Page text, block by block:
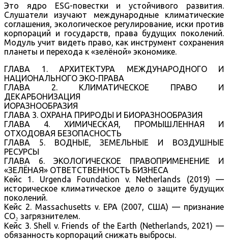
Это ядро ESG-повестки и устойчивого развития.
Слушатели изучают международные климатические
соглашения, экологическое регулирование, иски против
корпораций и государств, права будущих поколений.
Модуль учит видеть право, как инструмент сохранения
планеты и перехода к «зелёной» экономике.
ГЛАВА 1. АРХИТЕКТУРА МЕЖДУНАРОДНОГО И
НАЦИОНАЛЬНОГО ЭКО-ПРАВА
ГЛАВА 2. КЛИМАТИЧЕСКОЕ ПРАВО И
ДЕКАРБОНИЗАЦИЯ
ИОРАЗНООБРАЗИЯ
ГЛАВА 3. ОХРАНА ПРИРОДЫ И БИОРАЗНООБРАЗИЯ
ГЛАВА 4. ХИМИЧЕСКАЯ, ПРОМЫШЛЕННАЯ И
ОТХОДОВАЯ БЕЗОПАСНОСТЬ
ГЛАВА 5. ВОДНЫЕ, ЗЕМЕЛЬНЫЕ И ВОЗДУШНЫЕ
РЕСУРСЫ
ГЛАВА 6. ЭКОЛОГИЧЕСКОЕ ПРАВОПРИМЕНЕНИЕ И
«ЗЕЛЁНАЯ» ОТВЕТСТВЕННОСТЬ БИЗНЕСА
Кейс 1. Urgenda Foundation v. Netherlands (2019) —
историческое климатическое дело о защите будущих
поколений.
Кейс 2. Massachusetts v. EPA (2007, США) — признание
CO₂ загрязнителем.
Кейс 3. Shell v. Friends of the Earth (Netherlands, 2021) —
обязанность корпораций снижать выбросы.